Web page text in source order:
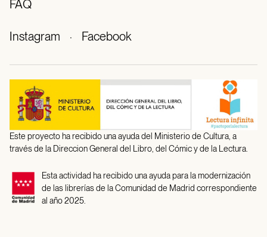
FAQ
Instagram · Facebook
Este proyecto ha recibido una ayuda del Ministerio de Cultura, a
través de la Direccion General del Libro, del Cómic y de la Lectura.
Esta actividad ha recibido una ayuda para la modernización
de las librerías de la Comunidad de Madrid correspondiente
al año 2025.